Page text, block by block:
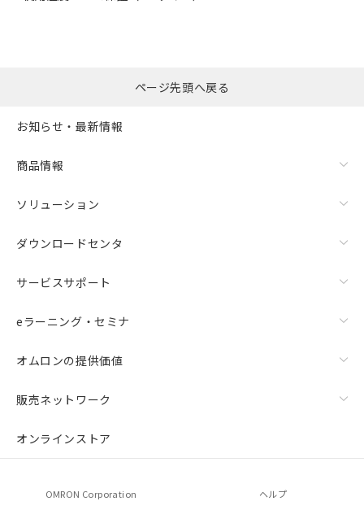
ページ先頭へ戻る
お知らせ・最新情報
商品情報
ソリューション
ダウンロードセンタ
サービスサポート
eラーニング・セミナ
オムロンの提供価値
販売ネットワーク
オンラインストア
OMRON Corporation ヘルプ